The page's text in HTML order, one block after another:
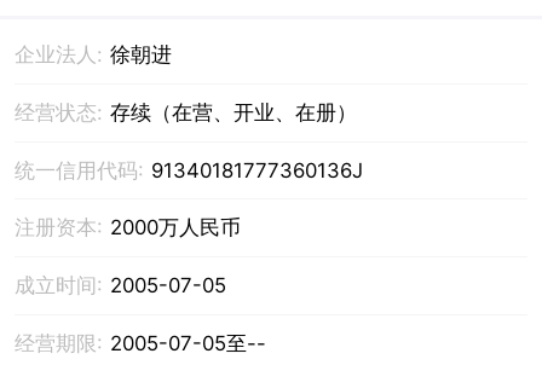
企业法人: 徐朝进
经营状态: 存续（在营、开业、在册）
统一信用代码: 91340181777360136J
注册资本: 2000万人民币
成立时间: 2005-07-05
经营期限: 2005-07-05至--